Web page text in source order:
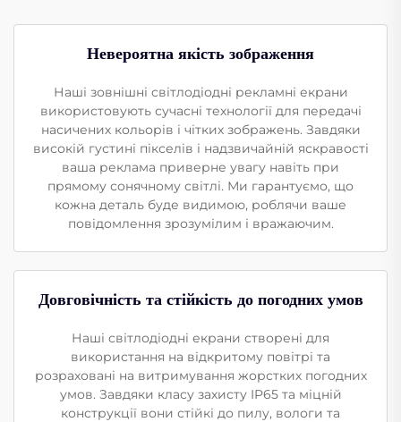
Невероятна якість зображення
Наші зовнішні світлодіодні рекламні екрани
використовують сучасні технології для передачі
насичених кольорів і чітких зображень. Завдяки
високій густині пікселів і надзвичайній яскравості
ваша реклама приверне увагу навіть при
прямому сонячному світлі. Ми гарантуємо, що
кожна деталь буде видимою, роблячи ваше
повідомлення зрозумілим і вражаючим.
Довговічність та стійкість до погодних умов
Наші світлодіодні екрани створені для
використання на відкритому повітрі та
розраховані на витримування жорстких погодних
умов. Завдяки класу захисту IP65 та міцній
конструкції вони стійкі до пилу, вологи та